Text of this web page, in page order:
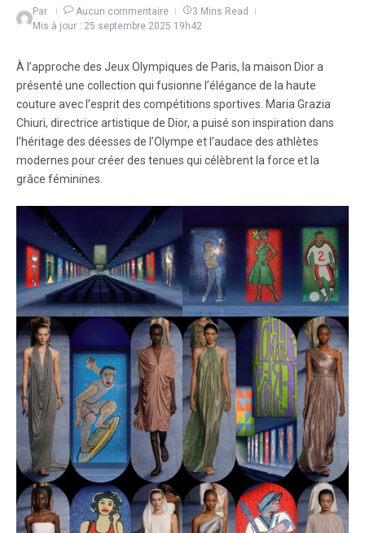
Par Aucun commentaire
3 Mins Read
Mis à jour : 25 septembre 2025 19h42
À l’approche des Jeux Olympiques de Paris, la maison Dior a
présenté une collection qui fusionne l’élégance de la haute
couture avec l’esprit des compétitions sportives. Maria Grazia
Chiuri, directrice artistique de Dior, a puisé son inspiration dans
l’héritage des déesses de l’Olympe et l’audace des athlètes
modernes pour créer des tenues qui célèbrent la force et la
grâce féminines.